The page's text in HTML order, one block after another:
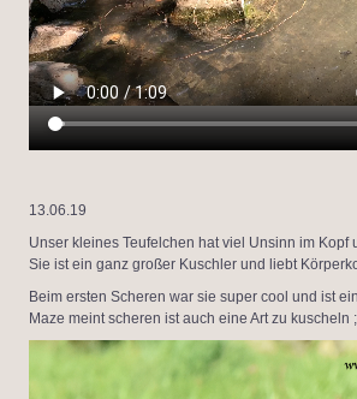
13.06.19
Unser kleines Teufelchen hat viel Unsinn im Kopf
Sie ist ein ganz großer Kuschler und liebt
Beim ersten Scheren war sie super cool und ist
Maze meint scheren ist auch eine Art zu kuscheln